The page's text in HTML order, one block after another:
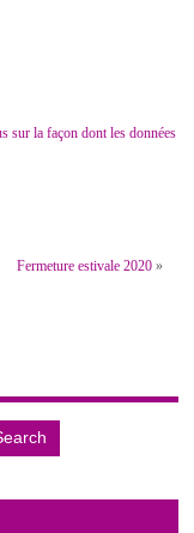
sur la façon dont les données
Fermeture estivale 2020»